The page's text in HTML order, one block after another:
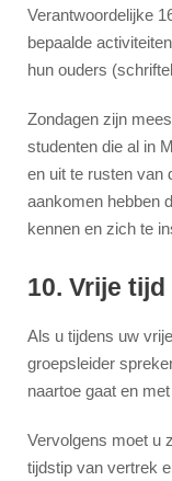
Verantwoordelijke
bepaalde
hun ouders
Zondagen zijn
studenten die al in
en uit te rusten van
aankomen hebben
kennen en zich te
10. Vrije
Als u tijdens uw
groepsleider
naartoe gaat en
Vervolgens moet u
tijdstip van vertrek